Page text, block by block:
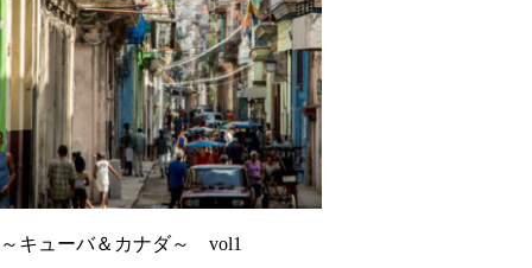
～キューバ＆カナダ～ vol1